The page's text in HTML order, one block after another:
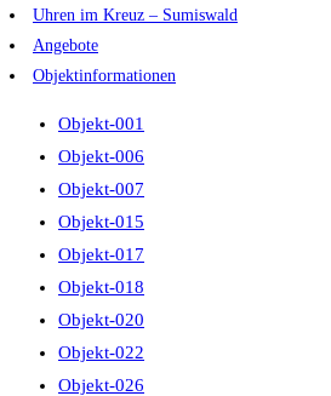
Uhren im Kreuz – Sumiswald
Angebote
Objektinformationen
Objekt-001
Objekt-006
Objekt-007
Objekt-015
Objekt-017
Objekt-018
Objekt-020
Objekt-022
Objekt-026